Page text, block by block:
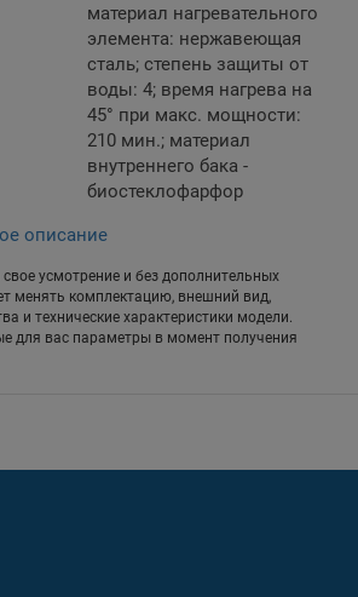
материал нагревательного
элемента: нержавеющая
сталь; степень защиты от
воды: 4; время нагрева на
45° при макс. мощности:
210 мин.; материал
внутреннего бака -
биостеклофарфор
описание
усмотрение и без дополнительных
менять комплектацию, внешний вид,
и технические характеристики модели.
для вас параметры в момент получения